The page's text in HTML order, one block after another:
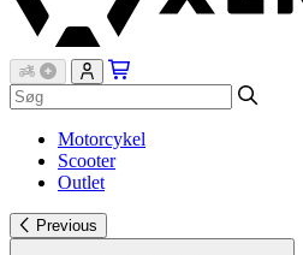
Motorcykel
Scooter
Outlet
Previous